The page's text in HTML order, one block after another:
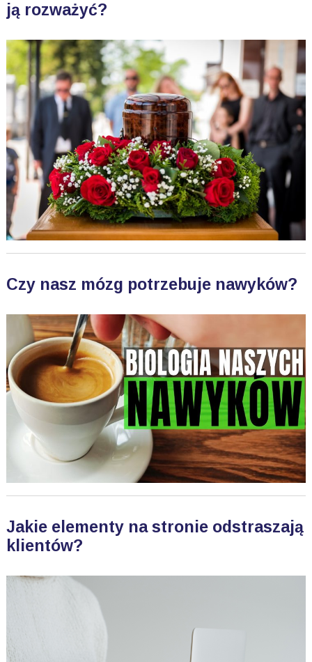
ją rozważyć?
Czy nasz mózg potrzebuje nawyków?
Jakie elementy na stronie odstraszają
klientów?